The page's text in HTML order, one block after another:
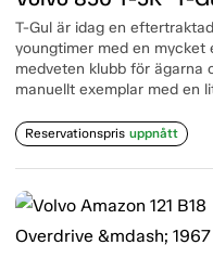
T-Gul är idag en
youngtimer med en mycket
medveten klubb för ägarna
manuellt exemplar med en
Reservationspris uppnått